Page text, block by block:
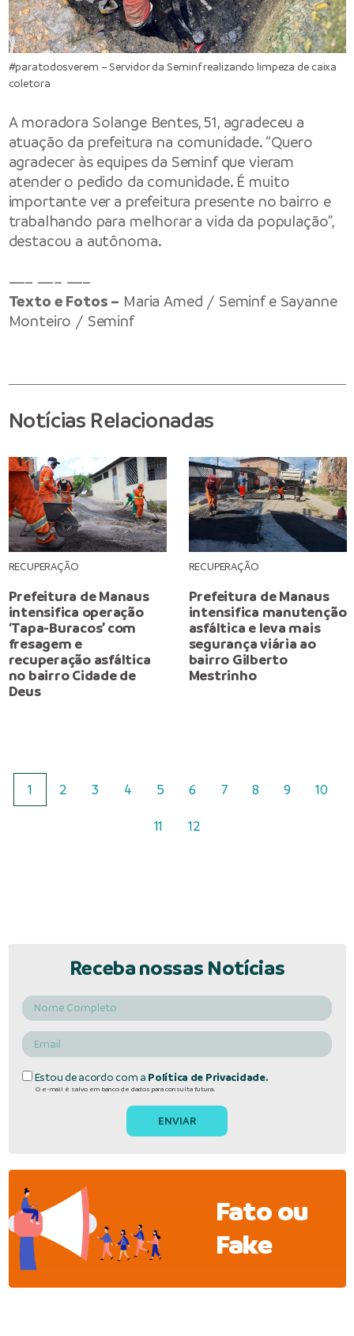
#paratodosverem – Servidor da Seminf realizando limpeza de caixa
coletora
A moradora Solange Bentes, 51, agradeceu a
atuação da prefeitura na comunidade. “Quero
agradecer às equipes da Seminf que vieram
atender o pedido da comunidade. É muito
importante ver a prefeitura presente no bairro e
trabalhando para melhorar a vida da população”,
destacou a autônoma.
—– —– —–
Texto e Fotos – Maria Amed / Seminf e Sayanne
Monteiro / Seminf
Notícias Relacionadas
RECUPERAÇÃO
Prefeitura de Manaus
intensifica operação
‘Tapa-Buracos’ com
fresagem e
recuperação asfáltica
no bairro Cidade de
Deus
RECUPERAÇÃO
Prefeitura de Manaus
intensifica manutenção
asfáltica e leva mais
segurança viária ao
bairro Gilberto
Mestrinho
1 2 3 4 5 6 7 8 9 10
11 12
Receba nossas Notícias
Estou de acordo com a Política de Privacidade.
O e-mail é salvo em banco de dados para consulta futura.
Fato ou
Fake